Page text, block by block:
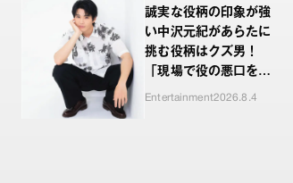
誠実な役柄の印象が強
い中沢元紀があらたに
挑む役柄はクズ男！
「現場で役の悪口を言
われるのが新鮮でした
Entertainment2026.8.4